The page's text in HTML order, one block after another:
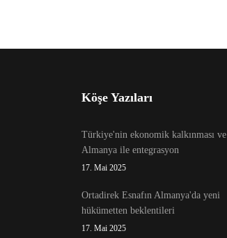
Köşe Yazıları
Türkiye'nin ekonomik kalkınması ve
Almanya ile entegrasyon
17. Mai 2025
Ortadirek Esnafın Almanya'da yeni
hükümetten beklentileri
17. Mai 2025